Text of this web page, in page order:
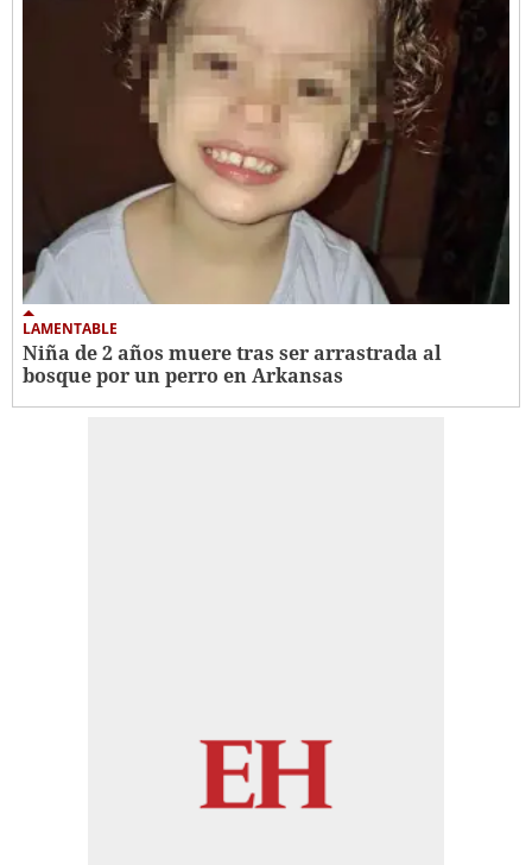
LAMENTABLE
Niña de 2 años muere tras ser arrastrada al
bosque por un perro en Arkansas